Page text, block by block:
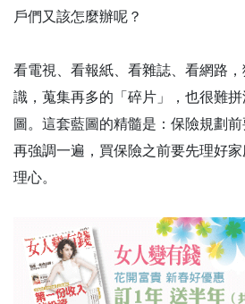
戶們又該怎麼辦呢？
看電視、看報紙、看雜誌、看網路
識，蒐集再多的「碎片」，也很難
圖。這套藍圖的精髓是：保險規劃前
再強調一遍，買保險之前要先理好
理心。